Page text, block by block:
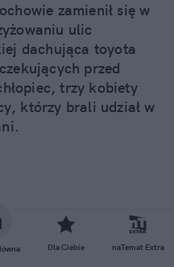
Dla Ciebie naTemat Extra
zamienił się w
ulic
dachująca toyota
przed
trzy kobiety
którzy brali udział w